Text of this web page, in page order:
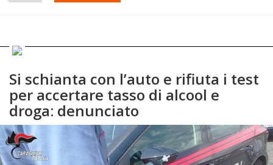
Si schianta con l’auto e rifiuta i test
per accertare tasso di alcool e
droga: denunciato